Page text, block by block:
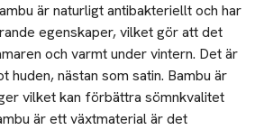
är naturligt antibakteriellt och har
egenskaper, vilket gör att det
och varmt under vintern. Det är
huden, nästan som satin. Bambu är
vilket kan förbättra sömnkvalitet
är ett växtmaterial är det